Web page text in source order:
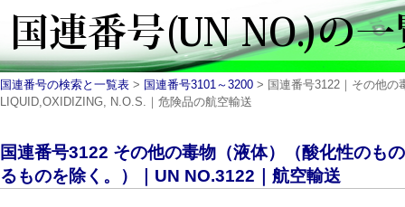
国連番号の検索と一覧表 > 国連番号3101～3200 > 国連番号3122｜その他の
LIQUID,OXIDIZING, N.O.S.｜危険品の航空輸送
国連番号3122 その他の毒物（液体）（酸化性のも
るものを除く。）｜UN NO.3122｜航空輸送